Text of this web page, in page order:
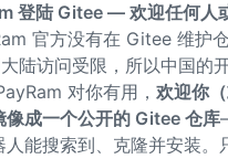
登陆 Gitee — 欢迎任何人
官方没有在 Gitee 维护
陆访问受限，所以中国的
对你有用， 欢迎你
像成一个公开的 Gitee 仓库
人能搜索到、克隆并安装。